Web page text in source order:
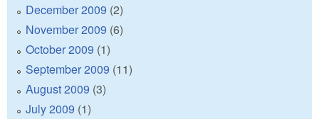
December 2009 (2)
November 2009 (6)
October 2009 (1)
September 2009 (11)
August 2009 (3)
July 2009 (1)